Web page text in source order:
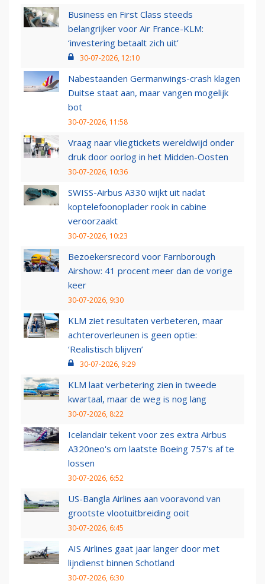
Business en First Class steeds
belangrijker voor Air France-KLM:
‘investering betaalt zich uit’
30-07-2026, 12:10
Nabestaanden Germanwings-crash klagen
Duitse staat aan, maar vangen mogelijk
bot
30-07-2026, 11:58
Vraag naar vliegtickets wereldwijd onder
druk door oorlog in het Midden-Oosten
30-07-2026, 10:36
SWISS-Airbus A330 wijkt uit nadat
koptelefoonoplader rook in cabine
veroorzaakt
30-07-2026, 10:23
Bezoekersrecord voor Farnborough
Airshow: 41 procent meer dan de vorige
keer
30-07-2026, 9:30
KLM ziet resultaten verbeteren, maar
achteroverleunen is geen optie:
‘Realistisch blijven’
30-07-2026, 9:29
KLM laat verbetering zien in tweede
kwartaal, maar de weg is nog lang
30-07-2026, 8:22
Icelandair tekent voor zes extra Airbus
A320neo's om laatste Boeing 757's af te
lossen
30-07-2026, 6:52
US-Bangla Airlines aan vooravond van
grootste vlootuitbreiding ooit
30-07-2026, 6:45
AIS Airlines gaat jaar langer door met
lijndienst binnen Schotland
30-07-2026, 6:30